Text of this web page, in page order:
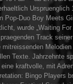
Urspruenglich
Pop-Duo Boy Meets
wurde „Waiting For
Track
mitreissenden Melodien
Texte. Jahrzehnte
kraftvolle, mit
Bingo Players